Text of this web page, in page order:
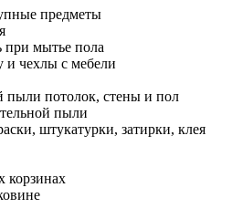
предметы
при мытье пола
чехлы с мебели
пыли потолок, стены и пол
пыли
штукатурки, затирки, клея
корзинах